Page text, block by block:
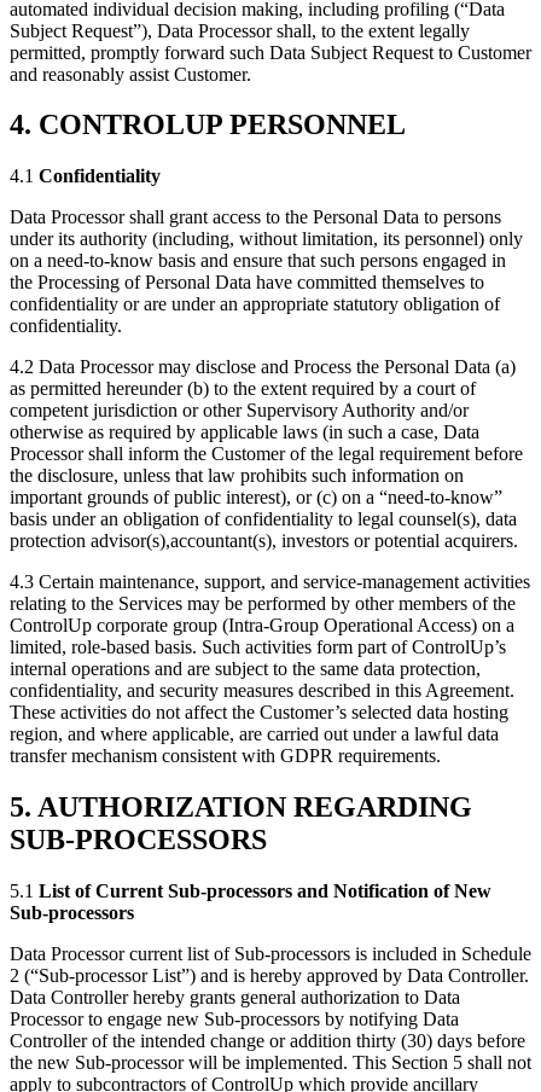
automated individual decision making, including profiling (“Data
Subject Request”), Data Processor shall, to the extent legally
permitted, promptly forward such Data Subject Request to Customer
and reasonably assist Customer.
4. CONTROLUP PERSONNEL
4.1 Confidentiality
Data Processor shall grant access to the Personal Data to persons
under its authority (including, without limitation, its personnel) only
on a need-to-know basis and ensure that such persons engaged in
the Processing of Personal Data have committed themselves to
confidentiality or are under an appropriate statutory obligation of
confidentiality.
4.2 Data Processor may disclose and Process the Personal Data (a)
as permitted hereunder (b) to the extent required by a court of
competent jurisdiction or other Supervisory Authority and/or
otherwise as required by applicable laws (in such a case, Data
Processor shall inform the Customer of the legal requirement before
the disclosure, unless that law prohibits such information on
important grounds of public interest), or (c) on a “need-to-know”
basis under an obligation of confidentiality to legal counsel(s), data
protection advisor(s),accountant(s), investors or potential acquirers.
4.3 Certain maintenance, support, and service-management activities
relating to the Services may be performed by other members of the
ControlUp corporate group (Intra-Group Operational Access) on a
limited, role-based basis. Such activities form part of ControlUp’s
internal operations and are subject to the same data protection,
confidentiality, and security measures described in this Agreement.
These activities do not affect the Customer’s selected data hosting
region, and where applicable, are carried out under a lawful data
transfer mechanism consistent with GDPR requirements.
5. AUTHORIZATION REGARDING
SUB-PROCESSORS
5.1 List of Current Sub-processors and Notification of New
Sub-processors
Data Processor current list of Sub-processors is included in Schedule
2 (“Sub-processor List”) and is hereby approved by Data Controller.
Data Controller hereby grants general authorization to Data
Processor to engage new Sub-processors by notifying Data
Controller of the intended change or addition thirty (30) days before
the new Sub-processor will be implemented. This Section 5 shall not
apply to subcontractors of ControlUp which provide ancillary